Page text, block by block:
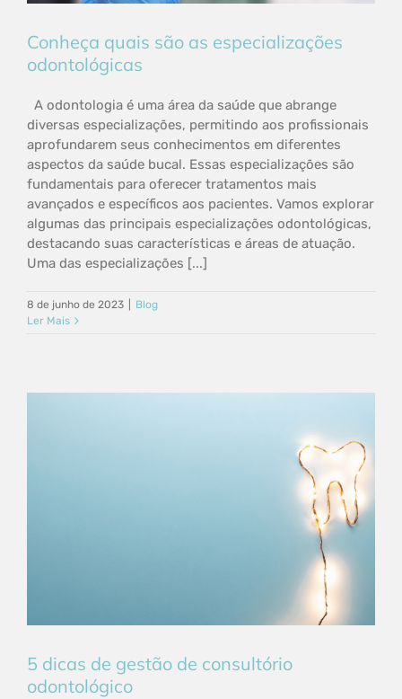
Conheça quais são as especializações
odontológicas
A odontologia é uma área da saúde que abrange
diversas especializações, permitindo aos profissionais
aprofundarem seus conhecimentos em diferentes
aspectos da saúde bucal. Essas especializações são
fundamentais para oferecer tratamentos mais
avançados e específicos aos pacientes. Vamos explorar
algumas das principais especializações odontológicas,
destacando suas características e áreas de atuação.
Uma das especializações [...]
8 de junho de 2023
Blog
Ler Mais
5 dicas de gestão de consultório
odontológico